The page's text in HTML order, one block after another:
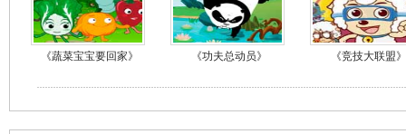
《蔬菜宝宝要回家》 《功夫总动员》 《竞技大联盟》